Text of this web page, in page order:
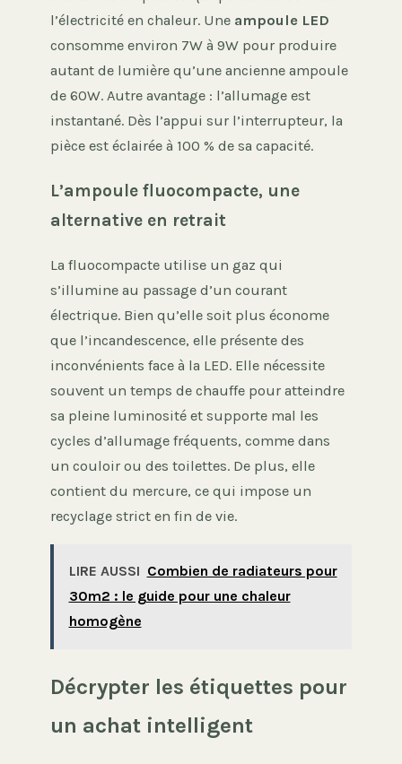
l’électricité en chaleur. Une ampoule LED
consomme environ 7W à 9W pour produire
autant de lumière qu’une ancienne ampoule
de 60W. Autre avantage : l’allumage est
instantané. Dès l’appui sur l’interrupteur, la
pièce est éclairée à 100 % de sa capacité.
L’ampoule fluocompacte, une
alternative en retrait
La fluocompacte utilise un gaz qui
s’illumine au passage d’un courant
électrique. Bien qu’elle soit plus économe
que l’incandescence, elle présente des
inconvénients face à la LED. Elle nécessite
souvent un temps de chauffe pour atteindre
sa pleine luminosité et supporte mal les
cycles d’allumage fréquents, comme dans
un couloir ou des toilettes. De plus, elle
contient du mercure, ce qui impose un
recyclage strict en fin de vie.
LIRE AUSSI Combien de radiateurs pour
30m2 : le guide pour une chaleur
homogène
Décrypter les étiquettes pour
un achat intelligent